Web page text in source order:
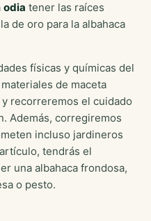
odia tener las raíces
de oro para la albahaca
físicas y químicas del
de maceta
recorreremos el cuidado
Además, corregiremos
incluso jardineros
tendrás el
una albahaca frondosa,
o pesto.